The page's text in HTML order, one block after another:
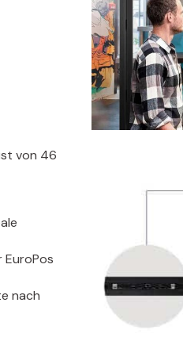
von 46
EuroPos
nach